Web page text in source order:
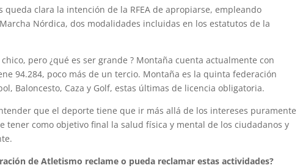
clara la intención de la RFEA de apropiarse, empleando
Nórdica, dos modalidades incluidas en los estatutos de la
pero ¿qué es ser grande ? Montaña cuenta actualmente con
94.284, poco más de un tercio. Montaña es la quinta federación
Baloncesto, Caza y Golf, estas últimas de licencia obligatoria.
que el deporte tiene que ir más allá de los intereses puramente
tener como objetivo final la salud física y mental de los ciudadanos y
de Atletismo reclame o pueda reclamar estas actividades?